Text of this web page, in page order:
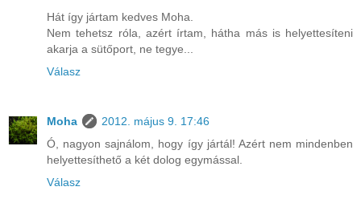
Hát így jártam kedves Moha.
Nem tehetsz róla, azért írtam, hátha más is helyettesíteni
akarja a sütőport, ne tegye...
Válasz
Moha
2012. május 9. 17:46
Ó, nagyon sajnálom, hogy így jártál! Azért nem mindenben
helyettesíthető a két dolog egymással.
Válasz